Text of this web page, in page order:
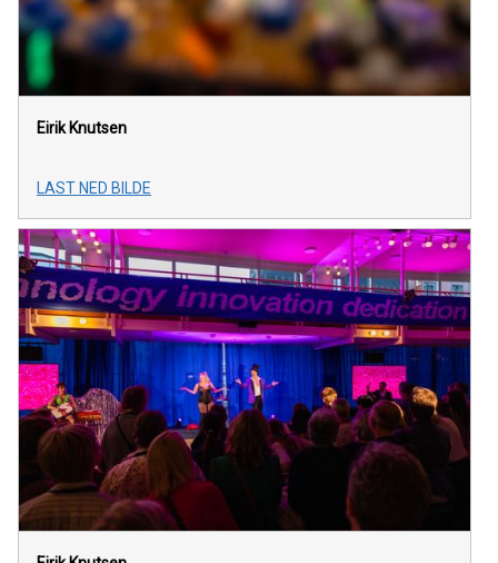
Eirik Knutsen
LAST NED BILDE